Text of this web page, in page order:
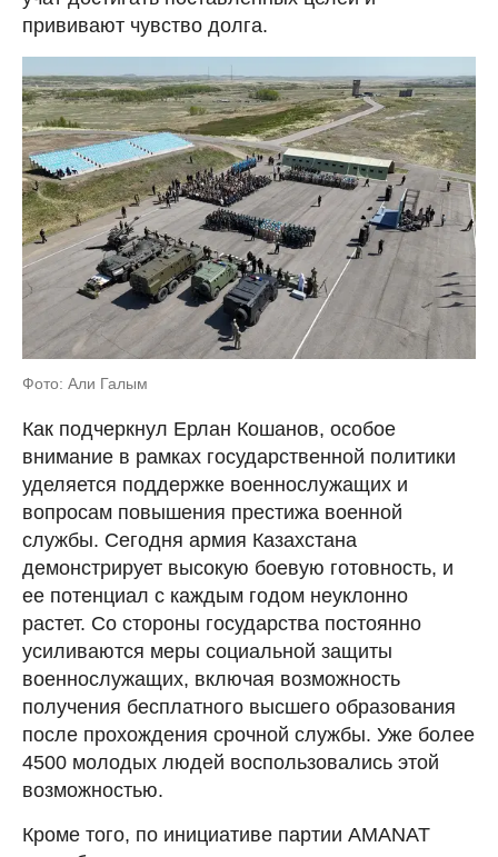
прививают чувство долга.
Фото: Али Галым
Как подчеркнул Ерлан Кошанов, особое
внимание в рамках государственной политики
уделяется поддержке военнослужащих и
вопросам повышения престижа военной
службы. Сегодня армия Казахстана
демонстрирует высокую боевую готовность, и
ее потенциал с каждым годом неуклонно
растет. Со стороны государства постоянно
усиливаются меры социальной защиты
военнослужащих, включая возможность
получения бесплатного высшего образования
после прохождения срочной службы. Уже более
4500 молодых людей воспользовались этой
возможностью.
Кроме того, по инициативе партии AMANAT